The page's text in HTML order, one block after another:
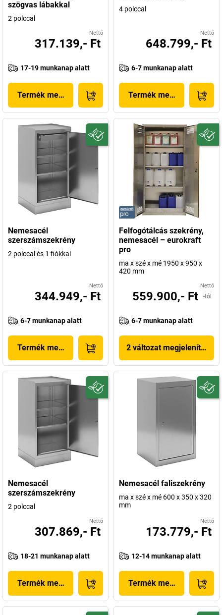
szögvas lábakkal
2 polccal
Nettó
317.139,- Ft
17-19 munkanap alatt
Termék megjelenítése
4 polccal
Nettó
648.799,- Ft
6-7 munkanap alatt
Termék megjelenítése
Nemesacél
szerszámszekrény
2 polccal és 1 fiókkal
Nettó
344.949,- Ft
6-7 munkanap alatt
Termék megjelenítése
Felfogótálcás szekrény,
nemesacél – eurokraft
pro
ma x szé x mé 1950 x 950 x
420 mm
Nettó
559.900,- Ft -tól
6-7 munkanap alatt
2 változat megjelenítése
Nemesacél
szerszámszekrény
2 polccal
Nettó
307.869,- Ft
18-21 munkanap alatt
Termék megjelenítése
Nemesacél faliszekrény
ma x szé x mé 600 x 350 x 320
mm
Nettó
173.779,- Ft
12-14 munkanap alatt
Termék megjelenítése